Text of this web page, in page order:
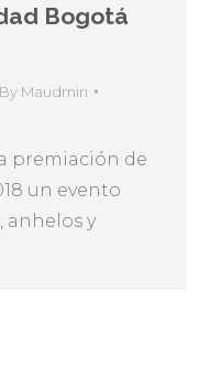
Bogotá
By Maudmin
premiación de
un evento
anhelos y